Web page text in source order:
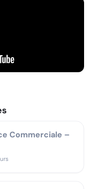
Commerciale –